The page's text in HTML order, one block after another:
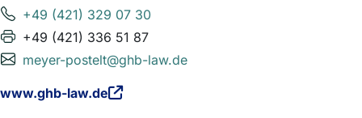
+49 (421) 329 07 30
+49 (421) 336 51 87
meyer-postelt@ghb-law.de
www.ghb-law.de